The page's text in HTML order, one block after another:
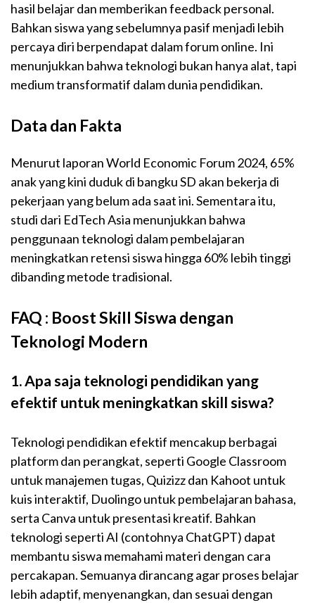
hasil belajar dan memberikan feedback personal.
Bahkan siswa yang sebelumnya pasif menjadi lebih
percaya diri berpendapat dalam forum online. Ini
menunjukkan bahwa teknologi bukan hanya alat, tapi
medium transformatif dalam dunia pendidikan.
Data dan Fakta
Menurut laporan World Economic Forum 2024, 65%
anak yang kini duduk di bangku SD akan bekerja di
pekerjaan yang belum ada saat ini. Sementara itu,
studi dari EdTech Asia menunjukkan bahwa
penggunaan teknologi dalam pembelajaran
meningkatkan retensi siswa hingga 60% lebih tinggi
dibanding metode tradisional.
FAQ : Boost Skill Siswa dengan
Teknologi Modern
1. Apa saja teknologi pendidikan yang
efektif untuk meningkatkan skill siswa?
Teknologi pendidikan efektif mencakup berbagai
platform dan perangkat, seperti Google Classroom
untuk manajemen tugas, Quizizz dan Kahoot untuk
kuis interaktif, Duolingo untuk pembelajaran bahasa,
serta Canva untuk presentasi kreatif. Bahkan
teknologi seperti AI (contohnya ChatGPT) dapat
membantu siswa memahami materi dengan cara
percakapan. Semuanya dirancang agar proses belajar
lebih adaptif, menyenangkan, dan sesuai dengan